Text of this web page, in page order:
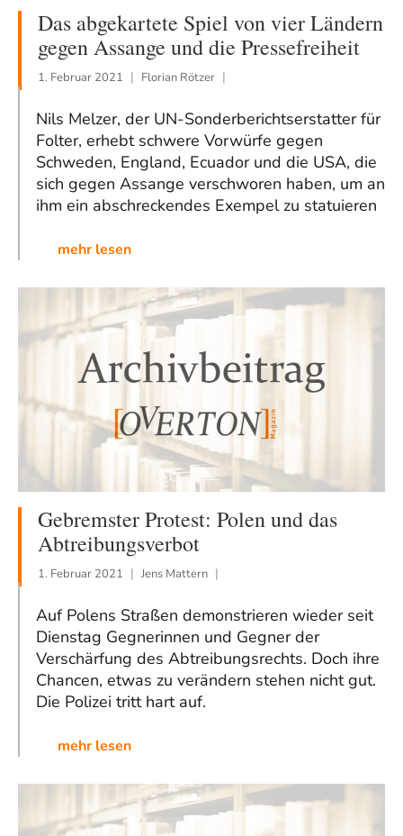
Das abgekartete Spiel von vier Ländern
gegen Assange und die Pressefreiheit
1. Februar 2021 Florian Rötzer
Nils Melzer, der UN-Sonderberichtserstatter für
Folter, erhebt schwere Vorwürfe gegen
Schweden, England, Ecuador und die USA, die
sich gegen Assange verschworen haben, um an
ihm ein abschreckendes Exempel zu statuieren
mehr lesen
Gebremster Protest: Polen und das
Abtreibungsverbot
1. Februar 2021 Jens Mattern
Auf Polens Straßen demonstrieren wieder seit
Dienstag Gegnerinnen und Gegner der
Verschärfung des Abtreibungsrechts. Doch ihre
Chancen, etwas zu verändern stehen nicht gut.
Die Polizei tritt hart auf.
mehr lesen